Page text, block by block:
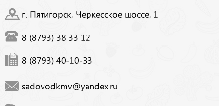
г. Пятигорск, Черкесское шоссе, 1
8 (8793) 38 33 12
8 (8793) 40-10-33
sadovodkmv@yandex.ru